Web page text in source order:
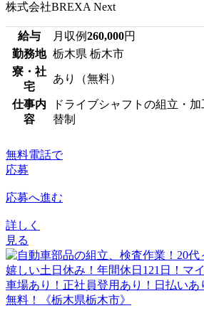
株式会社BREXA Next
給与 月収例260,000円
勤務地 栃木県 栃木市
寮・社
宅
あり（無料）
仕事内
容
ドライブシャフトの組立・
替制
無料電話で
応募
応募へ進む
詳しく
見る